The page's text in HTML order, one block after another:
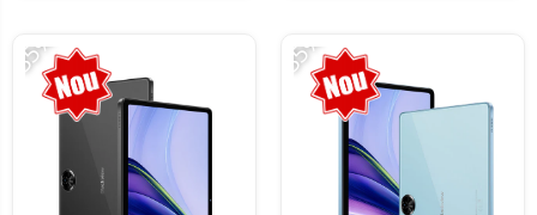
-35% -35%